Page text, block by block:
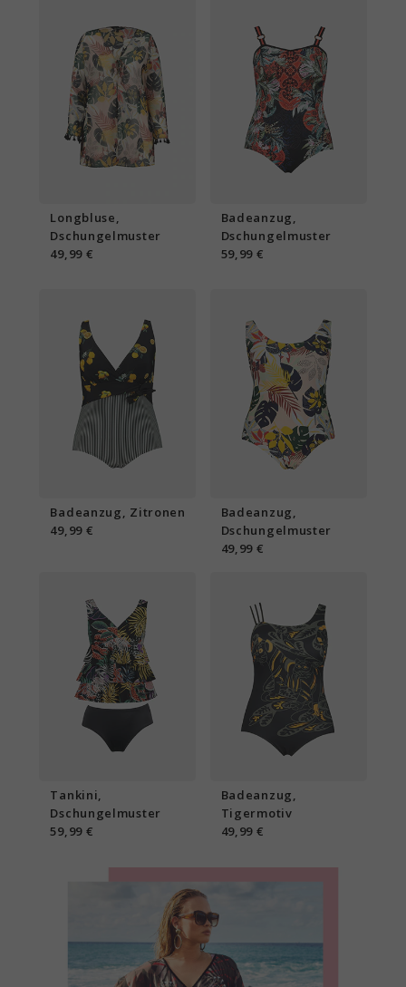
Longbluse,
Dschungelmuster
49,99 €
Badeanzug,
Dschungelmuster
59,99 €
Badeanzug, Zitronen
49,99 €
Badeanzug,
Dschungelmuster
49,99 €
Tankini,
Dschungelmuster
59,99 €
Badeanzug,
Tigermotiv
49,99 €